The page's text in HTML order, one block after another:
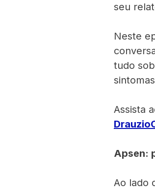
seu
Neste
tudo
Assista
Apsen:
Ao lado